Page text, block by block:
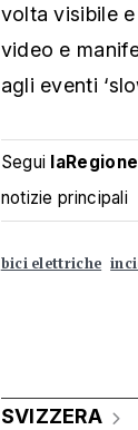
volta visibile
video e
agli eventi
Segui laRegione
notizie principali
bici elettriche
SVIZZERA